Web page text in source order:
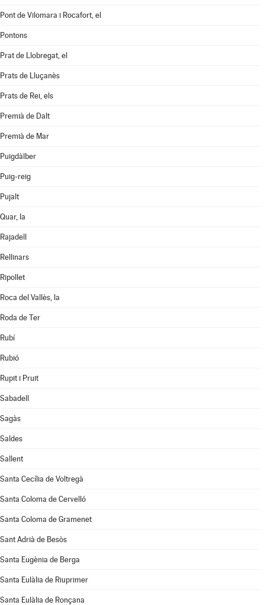
Pont de Vilomara i Rocafort, el
Pontons
Prat de Llobregat, el
Prats de Lluçanès
Prats de Rei, els
Premià de Dalt
Premià de Mar
Puigdàlber
Puig-reig
Pujalt
Quar, la
Rajadell
Rellinars
Ripollet
Roca del Vallès, la
Roda de Ter
Rubí
Rubió
Rupit i Pruit
Sabadell
Sagàs
Saldes
Sallent
Santa Cecília de Voltregà
Santa Coloma de Cervelló
Santa Coloma de Gramenet
Sant Adrià de Besòs
Santa Eugènia de Berga
Santa Eulàlia de Riuprimer
Santa Eulàlia de Ronçana